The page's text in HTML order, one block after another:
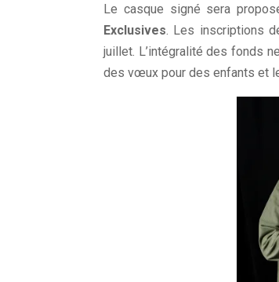
Le casque signé sera
Exclusives. Les inscriptions
juillet. L’intégralité des fonds
des vœux pour des enfants et